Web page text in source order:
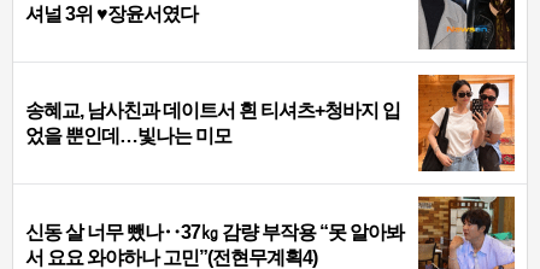
셔널 3위 ♥장윤서였다
송혜교, 남사친과 데이트서 흰 티셔츠+청바지 입
었을 뿐인데…빛나는 미모
신동 살 너무 뺐나‥37㎏ 감량 부작용 “못 알아봐
서 요요 와야하나 고민”(전현무계획4)